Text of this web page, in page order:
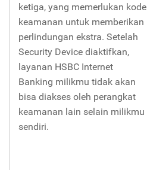
ketiga, yang memerlukan kode
keamanan untuk memberikan
perlindungan ekstra. Setelah
Security Device diaktifkan,
layanan HSBC Internet
Banking milikmu tidak akan
bisa diakses oleh perangkat
keamanan lain selain milikmu
sendiri.